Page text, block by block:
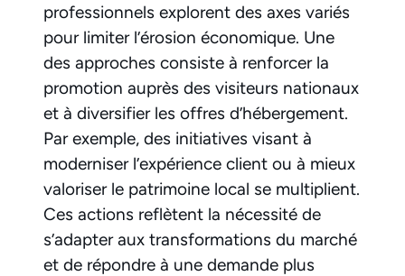
professionnels explorent des axes variés
pour limiter l’érosion économique. Une
des approches consiste à renforcer la
promotion auprès des visiteurs nationaux
et à diversifier les offres d’hébergement.
Par exemple, des initiatives visant à
moderniser l’expérience client ou à mieux
valoriser le patrimoine local se multiplient.
Ces actions reflètent la nécessité de
s’adapter aux transformations du marché
et de répondre à une demande plus